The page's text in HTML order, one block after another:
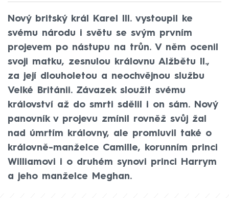
Nový britský král Karel III. vystoupil ke
svému národu i světu se svým prvním
projevem po nástupu na trůn. V něm ocenil
svoji matku, zesnulou královnu Alžbětu II.,
za její dlouholetou a neochvějnou službu
Velké Británii. Závazek sloužit svému
království až do smrti sdělil i on sám. Nový
panovník v projevu zmínil rovněž svůj žal
nad úmrtím královny, ale promluvil také o
královně-manželce Camille, korunním princi
Williamovi i o druhém synovi princi Harrym
a jeho manželce Meghan.